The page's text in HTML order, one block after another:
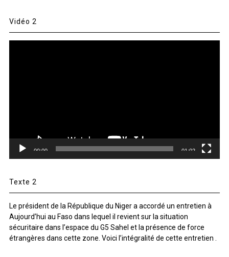
Vidéo 2
00:00 01:02
Texte 2
Le président de la République du Niger a accordé un entretien à
Aujourd’hui au Faso dans lequel il revient sur la situation
sécuritaire dans l’espace du G5 Sahel et la présence de force
étrangères dans cette zone. Voici l’intégralité de cette entretien .